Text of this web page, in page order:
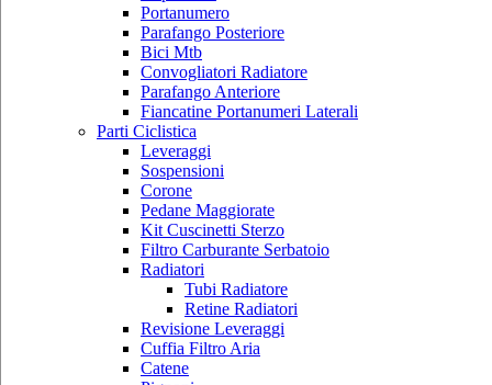
Portanumero
Parafango Posteriore
Bici Mtb
Convogliatori Radiatore
Parafango Anteriore
Fiancatine Portanumeri Laterali
Parti Ciclistica
Leveraggi
Sospensioni
Corone
Pedane Maggiorate
Kit Cuscinetti Sterzo
Filtro Carburante Serbatoio
Radiatori
Tubi Radiatore
Retine Radiatori
Revisione Leveraggi
Cuffia Filtro Aria
Catene